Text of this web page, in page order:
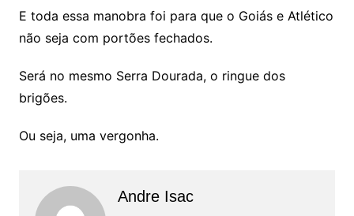
E toda essa manobra foi para que o Goiás e Atlético
não seja com portões fechados.
Será no mesmo Serra Dourada, o ringue dos
brigões.
Ou seja, uma vergonha.
Andre Isac